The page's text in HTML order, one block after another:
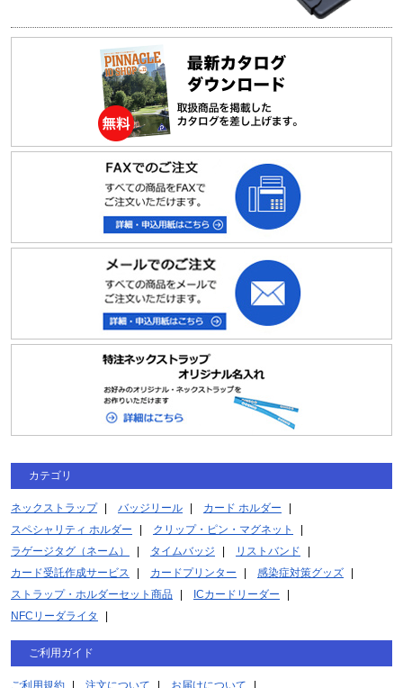
カテゴリ
ネックストラップ バッジリール
カード ホルダー
スペシャリティ ホルダー
クリップ・ピン・マグネット
ラゲージタグ（ネーム）
タイムバッジ
リストバンド
カード受託作成サービス
カードプリンター
感染症対策グッズ
ストラップ・ホルダーセット商品
ICカードリーダー
NFCリーダライタ
ご利用ガイド
ご利用規約 注文について お届けについて